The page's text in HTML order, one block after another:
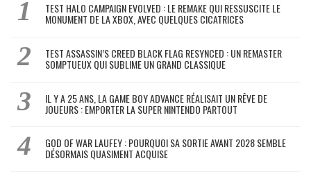
TEST HALO CAMPAIGN EVOLVED : LE REMAKE QUI RESSUSCITE LE
MONUMENT DE LA XBOX, AVEC QUELQUES CICATRICES
TEST ASSASSIN’S CREED BLACK FLAG RESYNCED : UN REMASTER
SOMPTUEUX QUI SUBLIME UN GRAND CLASSIQUE
IL Y A 25 ANS, LA GAME BOY ADVANCE RÉALISAIT UN RÊVE DE
JOUEURS : EMPORTER LA SUPER NINTENDO PARTOUT
GOD OF WAR LAUFEY : POURQUOI SA SORTIE AVANT 2028 SEMBLE
DÉSORMAIS QUASIMENT ACQUISE